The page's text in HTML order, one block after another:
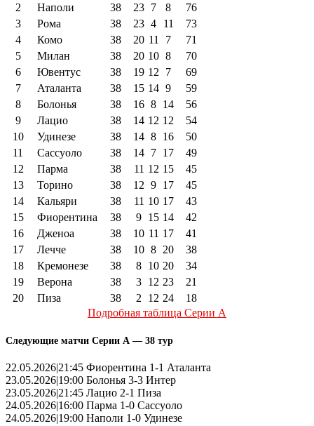
2
Наполи 38 23 7 8
76
3
Рома 38 23 4 11
73
4
Комо 38 20 11 7
71
5
Милан 38 20 10 8
70
6
Ювентус 38 19 12 7
69
7
Аталанта 38 15 14 9
59
8
Болонья 38 16 8 14
56
9
Лацио 38 14 12 12
54
10
Удинезе 38 14 8 16
50
11
Сассуоло 38 14 7 17
49
12
Парма 38 11 12 15
45
13
Торино 38 12 9 17
45
14
Кальяри 38 11 10 17
43
15
Фиорентина 38 9 15 14
42
16
Дженоа 38 10 11 17
41
17
Лечче 38 10 8 20
38
18
Кремонезе 38 8 10 20
34
19
Верона 38 3 12 23
21
20
Пиза 38 2 12 24
18
Подробная таблица Серии А
Следующие матчи Серии А — 38 тур
22.05.2026|21:45 Фиорентина 1-1 Аталанта
23.05.2026|19:00 Болонья 3-3 Интер
23.05.2026|21:45 Лацио 2-1 Пиза
24.05.2026|16:00 Парма 1-0 Сассуоло
24.05.2026|19:00 Наполи 1-0 Удинезе